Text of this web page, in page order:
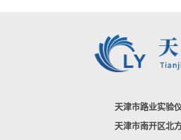
天津市路业实验仪
天津市南开区北